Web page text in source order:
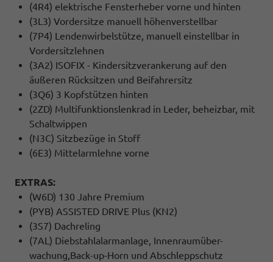
(4R4) elektrische Fensterheber vorne und hinten
(3L3) Vordersitze manuell höhenverstellbar
(7P4) Lendenwirbelstütze, manuell einstellbar in
Vordersitzlehnen
(3A2) ISOFIX - Kindersitzverankerung auf den
äußeren Rücksitzen und Beifahrersitz
(3Q6) 3 Kopfstützen hinten
(2ZD) Multifunktionslenkrad in Leder, beheizbar, mit
Schaltwippen
(N3C) Sitzbezüge in Stoff
(6E3) Mittelarmlehne vorne
EXTRAS:
(W6D) 130 Jahre Premium
(PYB) ASSISTED DRIVE Plus (KN2)
(3S7) Dachreling
(7AL) Diebstahlalarmanlage, Innenraumüber-
wachung,Back-up-Horn und Abschleppschutz